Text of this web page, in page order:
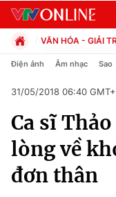
Chuyên mục
Chính trị
Xã hội
VĂN HÓA - GIẢI
Chính trị
Pháp luật
Kinh tế
Thể thao
Truyền hình
Văn hóa - Giải
Điện ảnh Âm nhạc Sao
31/05/2018 06:40
Ca sĩ
lòng về
đơn thân